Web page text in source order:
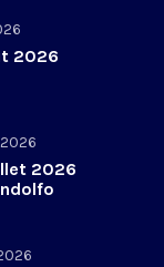
2026
2026